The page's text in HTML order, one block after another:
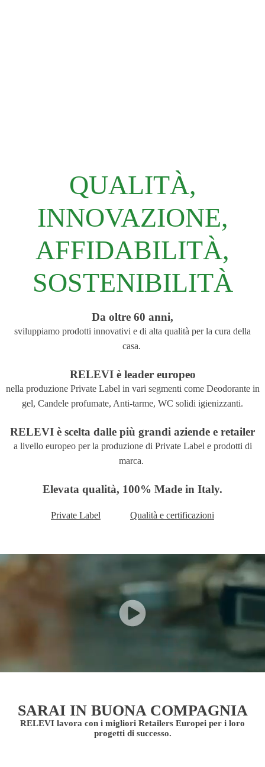
QUALITÀ,
INNOVAZIONE,
AFFIDABILITÀ,
SOSTENIBILITÀ
Da oltre 60 anni,
sviluppiamo prodotti innovativi e di alta qualità per la cura della
casa.
RELEVI è leader europeo
nella produzione Private Label in vari segmenti come Deodorante in
gel, Candele profumate, Anti-tarme, WC solidi igienizzanti.
RELEVI è scelta dalle più grandi aziende e retailer
a livello europeo per la produzione di Private Label e prodotti di
marca.
Elevata qualità, 100% Made in Italy.
Private Label Qualità e certificazioni
SARAI IN BUONA COMPAGNIA
RELEVI lavora con i migliori Retailers Europei per i loro
progetti di successo.